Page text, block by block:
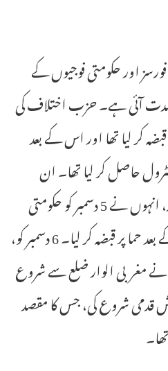
فورسز اور حکومتی فوجیوں کے
شدت آئی ہے۔ حزب اختلاف کی
پر قبضہ کر لیا تھا اور اس کے بعد
حاصل کر لیا تھا۔ ان
علاقوں کو محفوظ کرنے کے بعد، انہوں نے 5 دسمبر کو حکومتی
افواج کے ساتھ شدید لڑائی کے بعد حما پر قبضہ کر لیا۔ 6 دسمبر کو،
مغربی الوار ضلع سے شروع
قدمی شروع کی، جس کا مقصد